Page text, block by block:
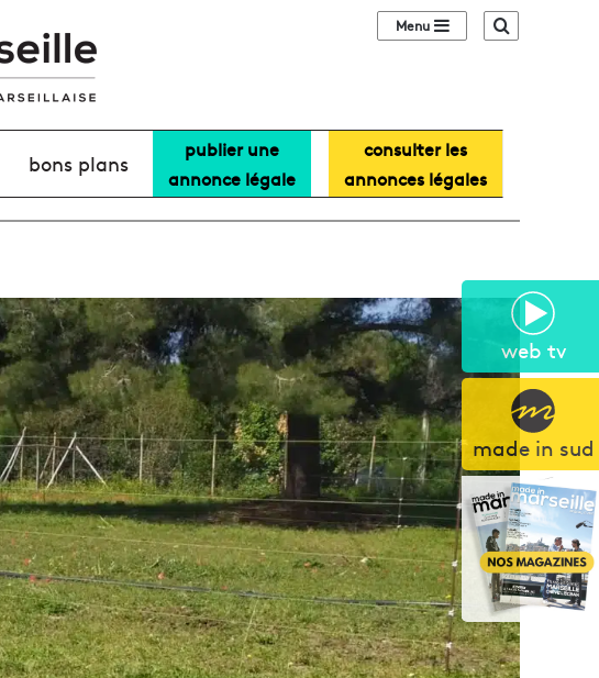
web tv
made in sud
Sidebar (barre
bons plans
publier une
annonce légale
consulter les
annonces légales